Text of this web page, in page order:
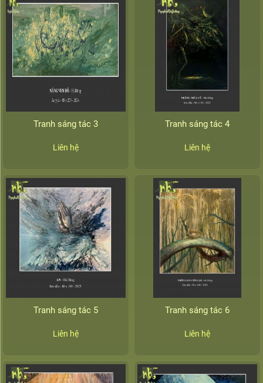
Tranh sáng tác 3
Liên hệ
Tranh sáng tác 4
Liên hệ
Tranh sáng tác 5
Liên hệ
Tranh sáng tác 6
Liên hệ